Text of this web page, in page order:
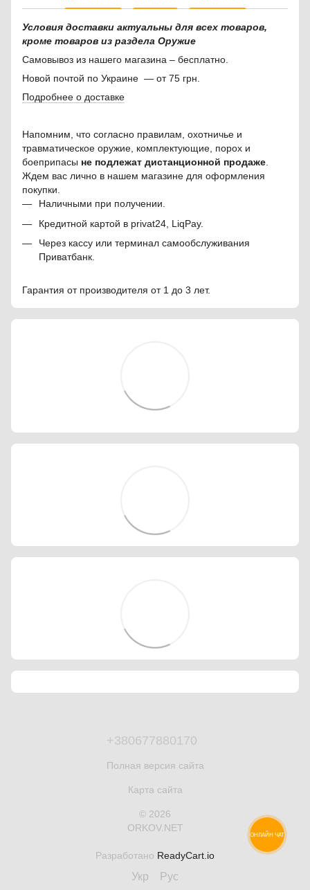
Условия доставки актуальны для всех товаров,
кроме товаров из раздела Оружие
Самовывоз из нашего магазина – бесплатно.
Новой почтой по Украине — от 75 грн.
Подробнее о доставке
Напомним, что согласно правилам, охотничье и
травматическое оружие, комплектующие, порох и
боеприпасы не подлежат дистанционной продаже
Ждем вас лично в нашем магазине для оформления
покупки.
Наличными при получении.
Кредитной картой в privat24, LiqPay.
Через кассу или терминал самообслуживания
Приватбанк.
Гарантия от производителя от 1 до 3 лет.
+380677880170
Полная версия сайта
Карта сайта
© 2026
ORKOV.NET
Разработано ReadyCart.io
Укр Рус
ОНЛАЙН ЧАТ